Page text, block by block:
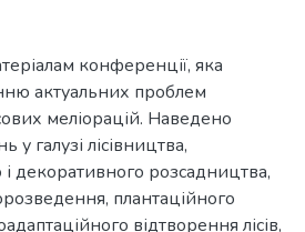
конференції, яка
актуальних проблем
меліорацій. Наведено
у галузі лісівництва,
і декоративного розсадництва,
плантаційного
відтворення лісів,